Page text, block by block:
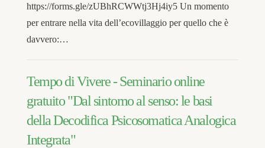
https://forms.gle/zUBhRCWWtj3Hj4iy5 Un momento
per entrare nella vita dell’ecovillaggio per quello che è
davvero:…
Tempo di Vivere - Seminario online
gratuito "Dal sintomo al senso: le basi
della Decodifica Psicosomatica Analogica
Integrata"